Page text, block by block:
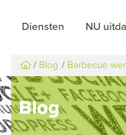
Diensten NU
Blog Barbecue
Blog